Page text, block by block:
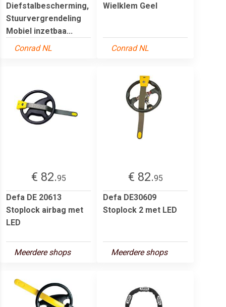
Diefstalbescherming,
Stuurvergrendeling
Mobiel inzetbaa...
Conrad NL
Wielklem Geel
Conrad NL
€ 82.95
Defa DE 20613
Stoplock airbag met
LED
Meerdere shops
€ 82.95
Defa DE30609
Stoplock 2 met LED
Meerdere shops